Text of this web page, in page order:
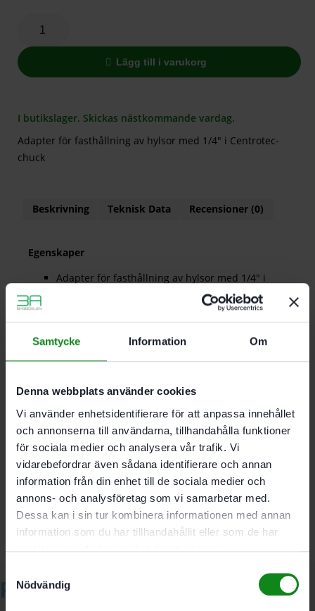
Samtycke Information Om
Denna webbplats använder cookies
Vi använder enhetsidentifierare för att anpassa innehållet
och annonserna till användarna, tillhandahålla funktioner
för sociala medier och analysera vår trafik. Vi
vidarebefordrar även sådana identifierare och annan
information från din enhet till de sociala medier och
annons- och analysföretag som vi samarbetar med.
Dessa kan i sin tur kombinera informationen med annan
information som du har tillhandahållit eller som de har
Nödvändig
Lägg till i varukorg
I butikslager. Skickas nästkommande vardag.
Adapter för fasthållning av hylsor med 1/4″ i Centrotec-
chuck
Beskrivning Teknisk Data Recensioner (0)
Egenskaper
Adapter för fasthållning av hylsor med 1/4″ i
För alla Festools skruvdragare med FastFix-
system
För hylsnyckel
Med kulsäkring för manuell drift
Hållare 1/4 ”; Längd 50 mm; Förpackning 1 Antal
Det finns inga recensioner än.
Bli först med att recensera ”Festool Adapter 1/4″-50
CE/KG CENTROTEC”
Du måste varainloggadför att skriva en recension.
Relaterade produkter